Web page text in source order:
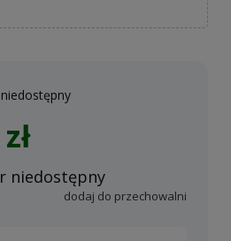
niedostępny
dodaj do przechowalni